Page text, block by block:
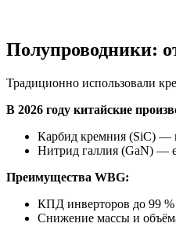
Полупроводники:
Традиционно использовали
В 2026 году китайские
Карбид кремния (SiC) —
Нитрид галлия (GaN) —
Преимущества WBG:
КПД инверторов до 99 %
Снижение массы и